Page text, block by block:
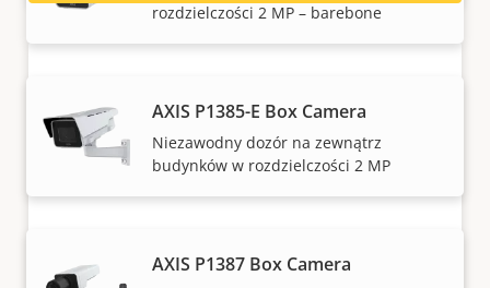
rozdzielczości 2 MP – barebone
AXIS P1385-E Box Camera
Niezawodny dozór na zewnątrz
budynków w rozdzielczości 2 MP
AXIS P1387 Box Camera